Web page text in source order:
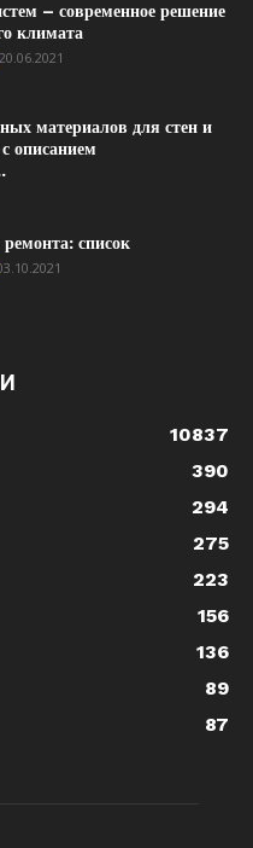
– современное решение
климата
20.06.2021
материалов для стен и
описанием
список
10837
390
294
275
223
156
136
89
87